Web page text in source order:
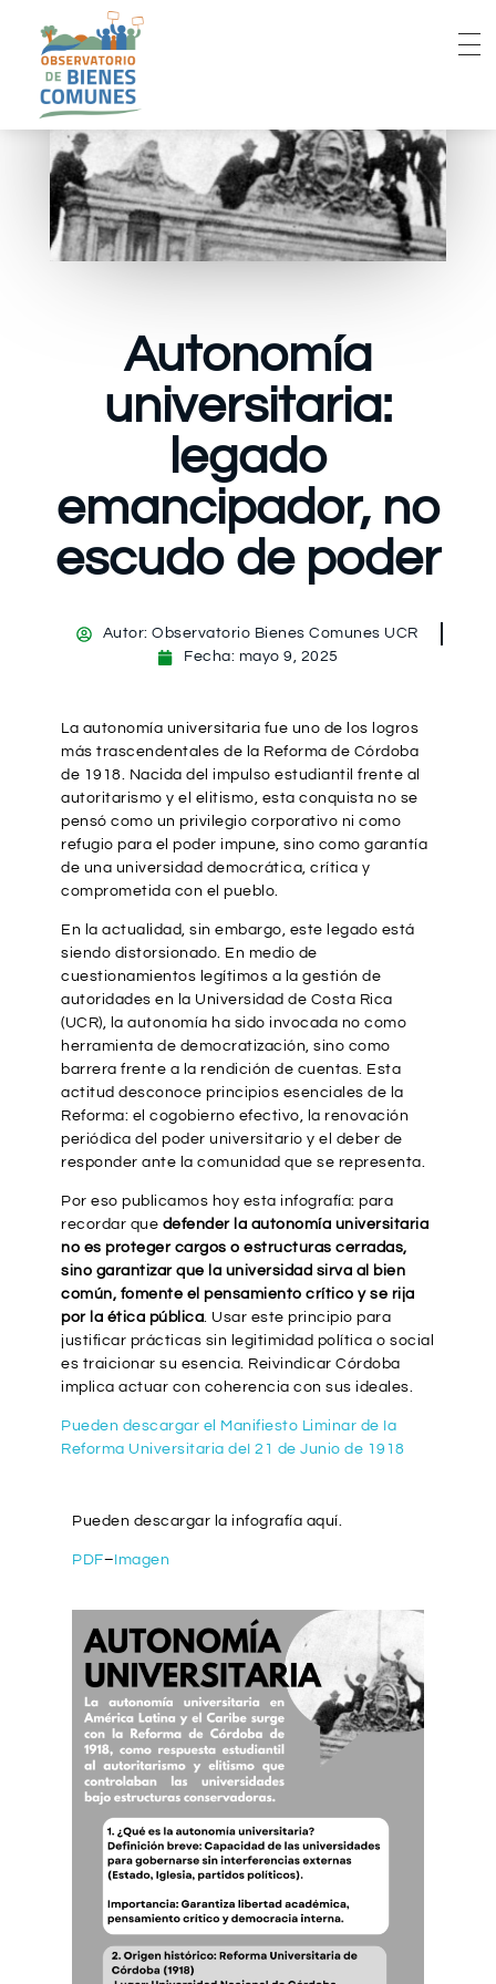
Autonomía
universitaria:
legado
emancipador, no
escudo de poder
Autor: Observatorio Bienes Comunes UCR
Fecha: mayo 9, 2025
La autonomía universitaria fue uno de los logros
más trascendentales de la Reforma de Córdoba
de 1918. Nacida del impulso estudiantil frente al
autoritarismo y el elitismo, esta conquista no se
pensó como un privilegio corporativo ni como
refugio para el poder impune, sino como garantía
de una universidad democrática, crítica y
comprometida con el pueblo.
En la actualidad, sin embargo, este legado está
siendo distorsionado. En medio de
cuestionamientos legítimos a la gestión de
autoridades en la Universidad de Costa Rica
(UCR), la autonomía ha sido invocada no como
herramienta de democratización, sino como
barrera frente a la rendición de cuentas. Esta
actitud desconoce principios esenciales de la
Reforma: el cogobierno efectivo, la renovación
periódica del poder universitario y el deber de
responder ante la comunidad que se representa.
Por eso publicamos hoy esta infografía: para
recordar que defender la autonomía universitaria
no es proteger cargos o estructuras cerradas,
sino garantizar que la universidad sirva al bien
común, fomente el pensamiento crítico y se rija
por la ética pública. Usar este principio para
justificar prácticas sin legitimidad política o social
es traicionar su esencia. Reivindicar Córdoba
implica actuar con coherencia con sus ideales.
Pueden descargar el Manifiesto Liminar de Ia
Reforma Universitaria deI 21 de Junio de 1918
Pueden descargar la infografía aquí.
PDF– Imagen